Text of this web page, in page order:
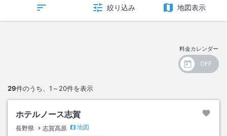
絞り込み 地図表示
料金カレンダー
29件のうち、 1～20件を表示
ホテルノース志賀
長野県 志賀高原
地図